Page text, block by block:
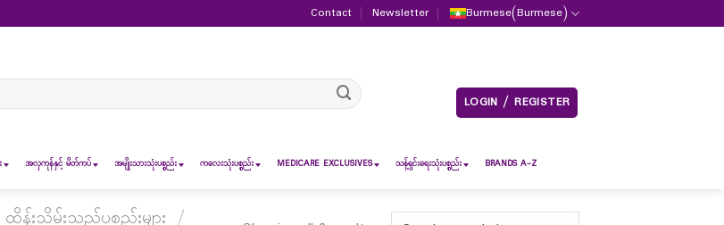
Contact Newsletter Burmese(Burmese)
LOGIN / REGISTER
အလှကုန်နှင့် မိတ်ကပ် အမျိုးသားသုံးပစ္စည်း ကလေးသုံးပစ္စည်း MEDICARE EXCLUSIVES သန့်ရှင်းရေးသုံးပစ္စည်း BRANDS A-Z
န်းသိမ်းသည့်ပစ္စည်းများ /